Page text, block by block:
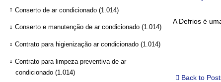
A Defrios é
Back to
Conserto de ar condicionado (1.014)
Conserto e manutenção de ar condicionado (1.014)
Contrato para higienização ar condicionado (1.014)
Contrato para limpeza preventiva de ar
condicionado (1.014)